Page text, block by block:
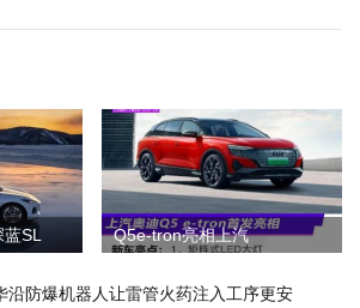
SL Q5e-tron亮相上汽
沿防爆机器人让雷管火药注入工序更安